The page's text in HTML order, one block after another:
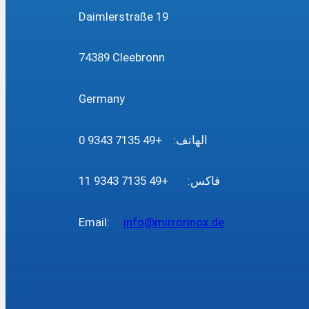
Daimlerstraße 19
74389 Cleebronn
Germany
الهاتف: +49 7135 9343 0
فاكس: +49 7135 9343 11
Email: info@mirrorinox.de